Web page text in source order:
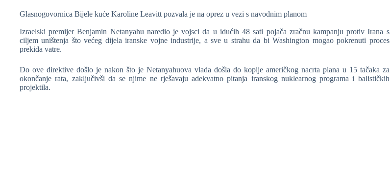
Glasnogovornica Bijele kuće Karoline Leavitt pozvala je na oprez u vezi s navodnim planom
Izraelski premijer Benjamin Netanyahu naredio je vojsci da u idućih 48 sati pojača zračnu kampanju protiv Irana s
ciljem uništenja što većeg dijela iranske vojne industrije, a sve u strahu da bi Washington mogao pokrenuti proces
prekida vatre.
Do ove direktive došlo je nakon što je Netanyahuova vlada došla do kopije američkog nacrta plana u 15 tačaka za
okončanje rata, zaključivši da se njime ne rješavaju adekvatno pitanja iranskog nuklearnog programa i balističkih
projektila.
❆
❆
❆